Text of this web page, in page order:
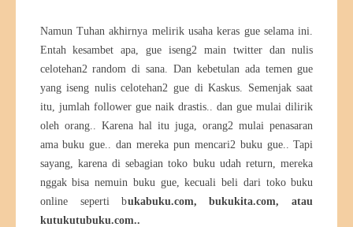
Namun Tuhan akhirnya melirik usaha keras gue selama ini.
Entah kesambet apa, gue iseng2 main twitter dan nulis
celotehan2 random di sana. Dan kebetulan ada temen gue
yang iseng nulis celotehan2 gue di Kaskus. Semenjak saat
itu, jumlah follower gue naik drastis.. dan gue mulai dilirik
oleh orang.. Karena hal itu juga, orang2 mulai penasaran
ama buku gue.. dan mereka pun mencari2 buku gue.. Tapi
sayang, karena di sebagian toko buku udah return, mereka
nggak bisa nemuin buku gue, kecuali beli dari toko buku
online seperti bukabuku.com, bukukita.com, atau
kutukutubuku.com..